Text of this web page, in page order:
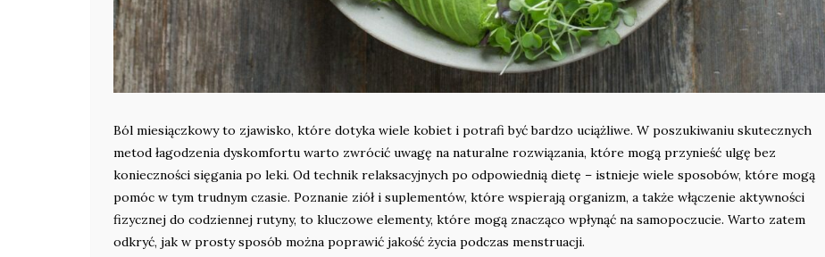
Ból miesiączkowy to zjawisko, które dotyka wiele kobiet i potrafi być bardzo uciążliwe. W poszukiwaniu skutecznych
metod łagodzenia dyskomfortu warto zwrócić uwagę na naturalne rozwiązania, które mogą przynieść ulgę bez
konieczności sięgania po leki. Od technik relaksacyjnych po odpowiednią dietę – istnieje wiele sposobów, które mogą
pomóc w tym trudnym czasie. Poznanie ziół i suplementów, które wspierają organizm, a także włączenie aktywności
fizycznej do codziennej rutyny, to kluczowe elementy, które mogą znacząco wpłynąć na samopoczucie. Warto zatem
odkryć, jak w prosty sposób można poprawić jakość życia podczas menstruacji.